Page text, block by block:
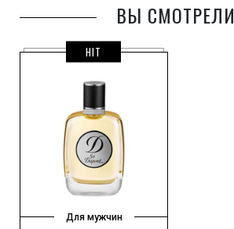
ВЫ СМОТРЕЛИ
HIT
Для мужчин